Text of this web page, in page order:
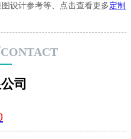
设计参考等、点击查看更多定制
CONTACT
司